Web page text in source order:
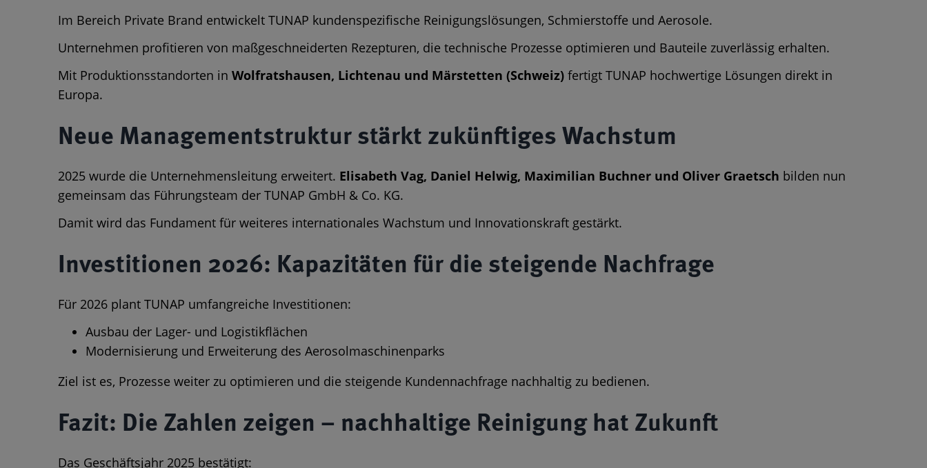
Im Bereich Private Brand entwickelt TUNAP kundenspezifische Reinigungslösungen, Schmierstoffe und Aerosole.
Unternehmen profitieren von maßgeschneiderten Rezepturen, die technische Prozesse optimieren und Bauteile zuverlässig erhalten.
Mit Produktionsstandorten in Wolfratshausen, Lichtenau und Märstetten (Schweiz) fertigt TUNAP hochwertige Lösungen direkt in
Europa.
Neue Managementstruktur stärkt zukünftiges Wachstum
2025 wurde die Unternehmensleitung erweitert. Elisabeth Vag, Daniel Helwig, Maximilian Buchner und Oliver Graetsch bilden nun
gemeinsam das Führungsteam der TUNAP GmbH & Co. KG.
Damit wird das Fundament für weiteres internationales Wachstum und Innovationskraft gestärkt.
Investitionen 2026: Kapazitäten für die steigende Nachfrage
Für 2026 plant TUNAP umfangreiche Investitionen:
Ausbau der Lager- und Logistikflächen
Modernisierung und Erweiterung des Aerosolmaschinenparks
Ziel ist es, Prozesse weiter zu optimieren und die steigende Kundennachfrage nachhaltig zu bedienen.
Fazit: Die Zahlen zeigen – nachhaltige Reinigung hat Zukunft
Das Geschäftsjahr 2025 bestätigt: